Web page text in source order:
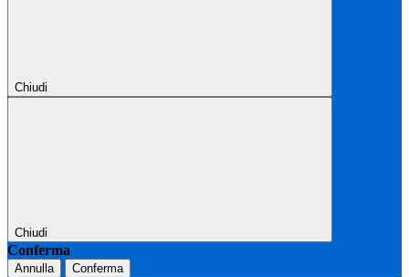
Chiudi
Chiudi
Conferma
Annulla Conferma